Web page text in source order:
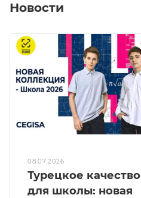
Новости
08.07.2026
Турецкое качество
для школы: новая